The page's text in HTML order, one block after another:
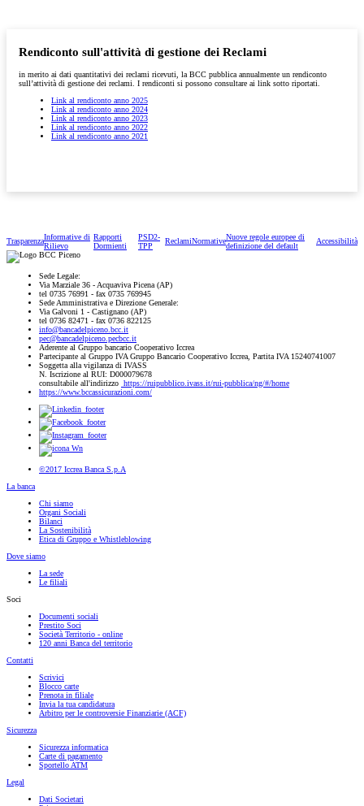
Rendiconto sull'attività di gestione dei Reclami
in merito ai dati quantitativi dei reclami ricevuti, la BCC pubblica annualmente un rendiconto
sull’attività di gestione dei reclami. I rendiconti si possono consultare ai link sotto riportati.
Link al rendiconto anno 2025
Link al rendiconto anno 2024
Link al rendiconto anno 2023
Link al rendiconto anno 2022
Link al rendiconto anno 2021
TrasparenzaInformative di
Rilievo
Rapporti
Dormienti
PSD2-
TPP
ReclamiNormativeNuove regole europee di
definizione del default
Accessibilità
Sede Legale:
Via Marziale 36 - Acquaviva Picena (AP)
tel 0735 76991 - fax 0735 769945
Sede Amministrativa e Direzione Generale:
Via Galvoni 1 - Castignano (AP)
tel 0736 82471 - fax 0736 822125
info@bancadelpiceno.bcc.it
pec@bancadelpiceno.pecbcc.it
Aderente al Gruppo bancario Cooperativo Iccrea
Partecipante al Gruppo IVA Gruppo Bancario Cooperativo Iccrea, Partita IVA 15240741007
Soggetta alla vigilanza di IVASS
N. Iscrizione al RUI: D000079678
consultabile all'indirizzo https://ruipubblico.ivass.it/rui-pubblica/ng/#/home
https://www.bccassicurazioni.com/
©2017 Iccrea Banca S.p.A
La banca
Chi siamo
Organi Sociali
Bilanci
La Sostenibilità
Etica di Gruppo e Whistleblowing
Dove siamo
La sede
Le filiali
Soci
Documenti sociali
Prestito Soci
Società Territorio - online
120 anni Banca del territorio
Contatti
Scrivici
Blocco carte
Prenota in filiale
Invia la tua candidatura
Arbitro per le controversie Finanziarie (ACF)
Sicurezza
Sicurezza informatica
Carte di pagamento
Sportello ATM
Legal
Dati Societari